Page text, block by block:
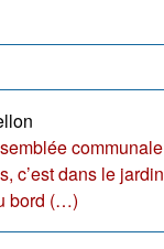
c’est dans le
bord (…)